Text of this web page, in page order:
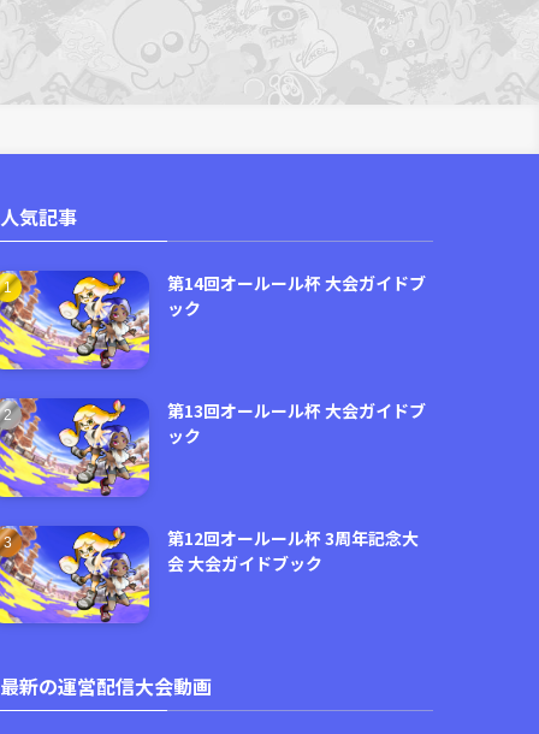
人気記事
第14回オールール杯 大会ガイドブ
ック
第13回オールール杯 大会ガイドブ
ック
第12回オールール杯 3周年記念大
会 大会ガイドブック
最新の運営配信大会動画